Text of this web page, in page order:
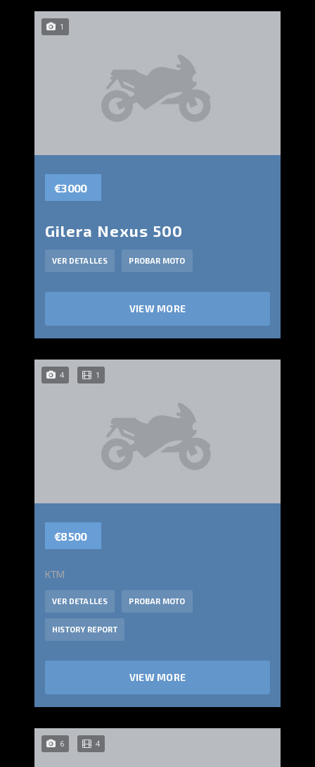
1
€3 000
Gilera Nexus 500
VER DETALLES PROBAR MOTO
VIEW MORE
4 1
€8 500
KTM
VER DETALLES PROBAR MOTO
HISTORY REPORT
VIEW MORE
6 4